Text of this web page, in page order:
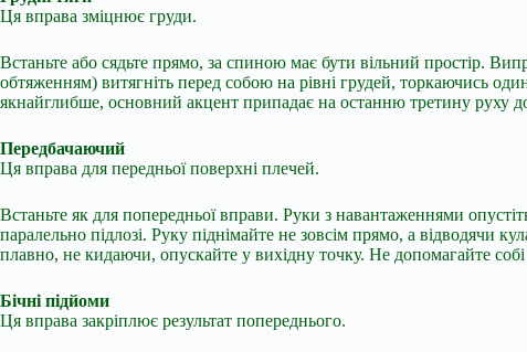
Ця вправа зміцнює груди.
Встаньте або сядьте прямо, за спиною має бути вільний простір.
обтяженням) витягніть перед собою на рівні грудей, торкаючись
якнайглибше, основний акцент припадає на останню третину руху до
Передбачаючий
Ця вправа для передньої поверхні плечей.
Встаньте як для попередньої вправи. Руки з навантаженнями
паралельно підлозі. Руку піднімайте не зовсім прямо, а відводячи
плавно, не кидаючи, опускайте у вихідну точку. Не допомагайте
Бічні підйоми
Ця вправа закріплює результат попереднього.